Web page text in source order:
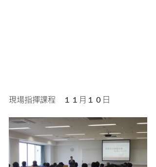
現場指揮課程　１１月１０日